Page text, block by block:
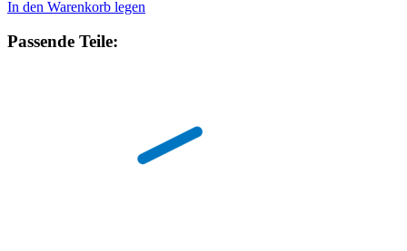
In den Warenkorb legen
Passende Teile: